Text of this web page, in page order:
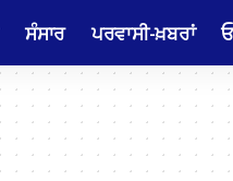
ਸੰਸਾਰ ਪਰਵਾਸੀ-ਖ਼ਬਰਾਂ